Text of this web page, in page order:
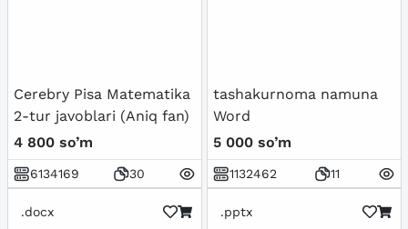
Cerebry Pisa Matematika
2-tur javoblari (Aniq fan)
4 800 so’m
6134169 30
tashakurnoma namuna
Word
5 000 so’m
1132462 11
.docx .pptx